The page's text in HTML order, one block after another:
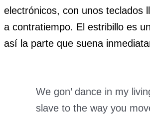
electrónicos, con unos teclados
a contratiempo. El estribillo es
así la parte que suena
We gon’ dance in my
slave to the way you